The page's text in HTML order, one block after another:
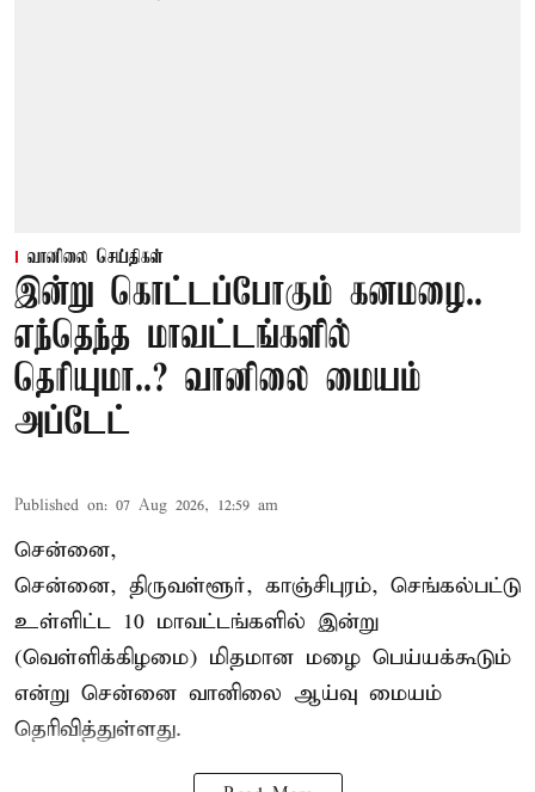
வானிலை செய்திகள்
இன்று கொட்டப்போகும் கனமழை..
எந்தெந்த மாவட்டங்களில்
தெரியுமா..? வானிலை மையம்
அப்டேட்
Published on: 07 Aug 2026, 12:59 am
சென்னை,
சென்னை, திருவள்ளூர், காஞ்சிபுரம், செங்கல்பட்டு
உள்ளிட்ட 10 மாவட்டங்களில் இன்று
(வெள்ளிக்கிழமை) மிதமான மழை பெய்யக்கூடும்
என்று சென்னை வானிலை ஆய்வு மையம்
தெரிவித்துள்ளது.